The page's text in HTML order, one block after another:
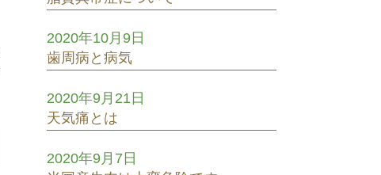
歯周病と病気
2020年10月9日
天気痛とは
2020年9月21日
2020年9月7日